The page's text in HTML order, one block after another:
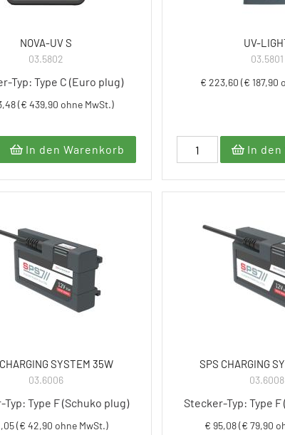
NOVA-UV S
03.5802
Typ: Type C (Euro plug)
(€ 439,90 ohne MwSt.)
In den Warenkorb
UV-
03.5801
€ 223,60 (€ 187,90
In den
SYSTEM 35W
03.6006
Type F (Schuko plug)
(€ 42,90 ohne MwSt.)
SPS CHARGING
03.6008
Stecker-Typ: Type F
€ 95,08 (€ 79,90